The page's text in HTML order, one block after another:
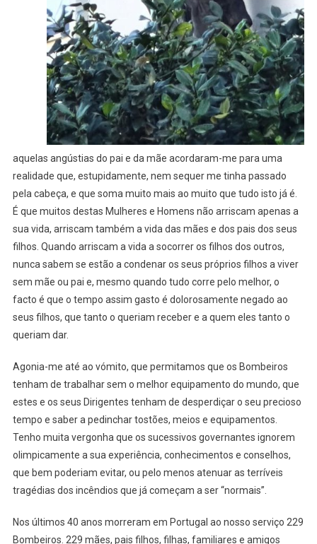
aquelas angústias do pai e da mãe acordaram-me para uma
realidade que, estupidamente, nem sequer me tinha passado
pela cabeça, e que soma muito mais ao muito que tudo isto já é.
É que muitos destas Mulheres e Homens não arriscam apenas a
sua vida, arriscam também a vida das mães e dos pais dos seus
filhos. Quando arriscam a vida a socorrer os filhos dos outros,
nunca sabem se estão a condenar os seus próprios filhos a viver
sem mãe ou pai e, mesmo quando tudo corre pelo melhor, o
facto é que o tempo assim gasto é dolorosamente negado ao
seus filhos, que tanto o queriam receber e a quem eles tanto o
queriam dar.
Agonia-me até ao vómito, que permitamos que os Bombeiros
tenham de trabalhar sem o melhor equipamento do mundo, que
estes e os seus Dirigentes tenham de desperdiçar o seu precioso
tempo e saber a pedinchar tostões, meios e equipamentos.
Tenho muita vergonha que os sucessivos governantes ignorem
olimpicamente a sua experiência, conhecimentos e conselhos,
que bem poderiam evitar, ou pelo menos atenuar as terríveis
tragédias dos incêndios que já começam a ser “normais”.
Nos últimos 40 anos morreram em Portugal ao nosso serviço 229
Bombeiros. 229 mães, pais filhos, filhas, familiares e amigos